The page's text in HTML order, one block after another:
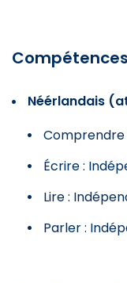
Néérlandais
Comprendre
Écrire :
Lire :
Parler :